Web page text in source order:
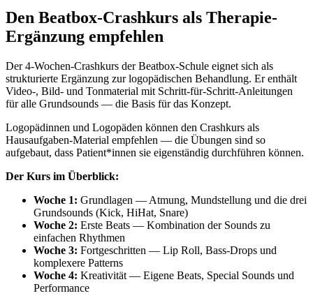
Den Beatbox-Crashkurs als Therapie-
Ergänzung empfehlen
Der 4-Wochen-Crashkurs der Beatbox-Schule eignet sich als
strukturierte Ergänzung zur logopädischen Behandlung. Er enthält
Video-, Bild- und Tonmaterial mit Schritt-für-Schritt-Anleitungen
für alle Grundsounds — die Basis für das Konzept.
Logopädinnen und Logopäden können den Crashkurs als
Hausaufgaben-Material empfehlen — die Übungen sind so
aufgebaut, dass Patient*innen sie eigenständig durchführen können.
Der Kurs im Überblick:
Woche 1: Grundlagen — Atmung, Mundstellung und die drei
Grundsounds (Kick, HiHat, Snare)
Woche 2: Erste Beats — Kombination der Sounds zu
einfachen Rhythmen
Woche 3: Fortgeschritten — Lip Roll, Bass-Drops und
komplexere Patterns
Woche 4: Kreativität — Eigene Beats, Special Sounds und
Performance